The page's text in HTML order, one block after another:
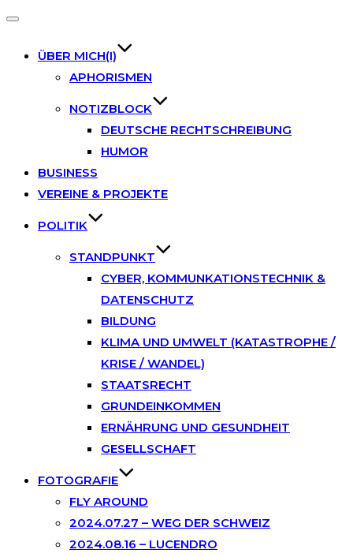
Toggle
ÜBER MICH(I)
APHORISMEN
NOTIZBLOCK
DEUTSCHE RECHTSCHREIBUNG
HUMOR
BUSINESS
VEREINE & PROJEKTE
POLITIK
STANDPUNKT
CYBER, KOMMUNKATIONSTECHNIK &
DATENSCHUTZ
BILDUNG
KLIMA UND UMWELT (KATASTROPHE /
KRISE / WANDEL)
STAATSRECHT
GRUNDEINKOMMEN
ERNÄHRUNG UND GESUNDHEIT
GESELLSCHAFT
FOTOGRAFIE
FLY AROUND
2024.07.27 – WEG DER SCHWEIZ
2024.08.16 – LUCENDRO